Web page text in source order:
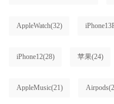
AppleWatch(32)
iPhone12(28) 苹果(24)
AppleMusic(21) Airpods